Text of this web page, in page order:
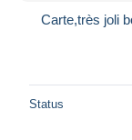
Carte,très joli
Status